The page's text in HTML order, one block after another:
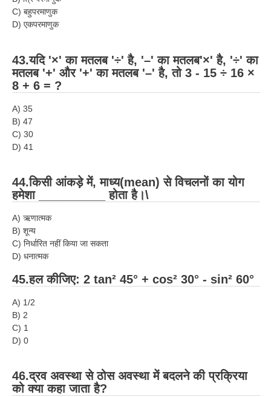
C) बहुपरमाणुक
D) एकपरमाणुक
43.यदि '×' का मतलब '÷' है, '–' का मतलब'×' है, '÷' का
मतलब '+' और '+' का मतलब '–' है, तो 3 - 15 ÷ 16 ×
8 + 6 = ?
A) 35
B) 47
C) 30
D) 41
44.किसी आंकड़े में, माध्य(mean) से विचलनों का योग
हमेशा __________ होता है।\
A) ऋणात्मक
B) शून्य
C) निर्धारित नहीं किया जा सकता
D) धनात्मक
45.हल कीजिए: 2 tan² 45° + cos² 30° - sin² 60°
A) 1/2
B) 2
C) 1
D) 0
46.द्रव अवस्था से ठोस अवस्था में बदलने की प्रक्रिया
को क्या कहा जाता है?